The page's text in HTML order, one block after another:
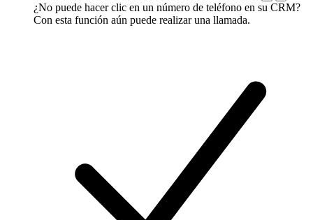
¿No puede hacer clic en un número de teléfono en su CRM?
Con esta función aún puede realizar una llamada.